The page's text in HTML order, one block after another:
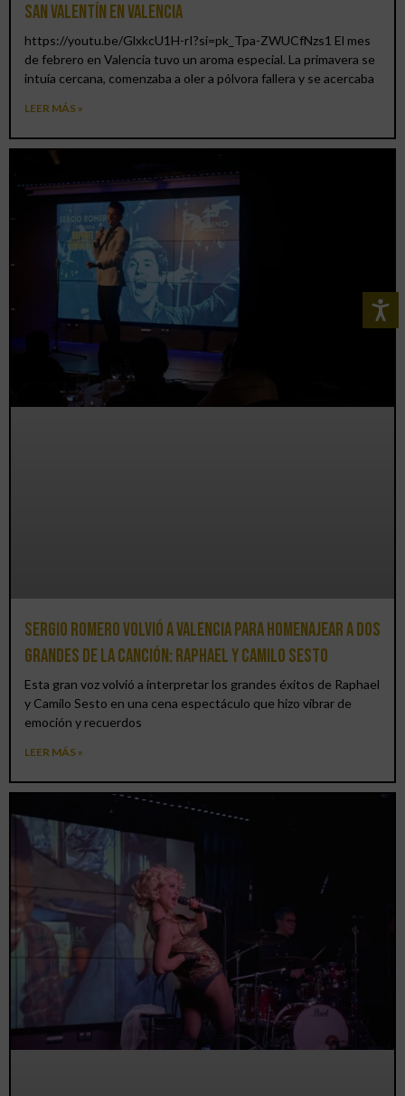
San Valentín en Valencia
https://youtu.be/GlxkcU1H-rI?si=pk_Tpa-ZWUCfNzs1 El mes
de febrero en Valencia tuvo un aroma especial. La primavera se
intuía cercana, comenzaba a oler a pólvora fallera y se acercaba
LEER MÁS »
Sergio Romero volvió a Valencia para homenajear a dos
grandes de la canción: Raphael y Camilo Sesto
Esta gran voz volvió a interpretar los grandes éxitos de Raphael
y Camilo Sesto en una cena espectáculo que hizo vibrar de
emoción y recuerdos
LEER MÁS »